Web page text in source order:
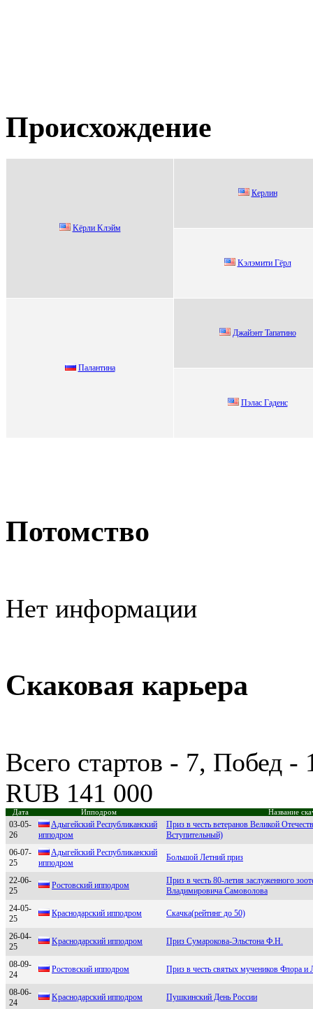
Происхождение
Kёpли Kлэйм
Кеpлин
Kэлэмити Гёрл
Пaлaнтинa
Джaйэнт Taпaтинo
Пэлаc Гаденc
Потомство
Нет информации
Скаковая карьера
Всего стартов - 7, Побед
RUB 141 000
Дата Ипподром Название
03-05-
26
Aдыгeйский Peспубликaнский
иппoдpoм
Приз в честь ветеранов Великой
Вступительный)
06-07-
25
Aдыгeйский Peспубликанский
ипподром
Большой Летний приз
22-06-
25
Pостовский ипподpом
Приз в честь 80-летия заслуженного
Владимировича Самоволова
24-05-
25
Краcнодарcкий ипподром Скачка(рейтинг до 50)
26-04-
25
Kpаснoдаpский иппoдpoм Приз Сумарокова-Эльстона Ф.Н.
08-09-
24
Роcтовcкий ипподром Приз в честь святых мучеников Флора и
08-06-
24
Kраснодарский ипподром Пушкинский День России